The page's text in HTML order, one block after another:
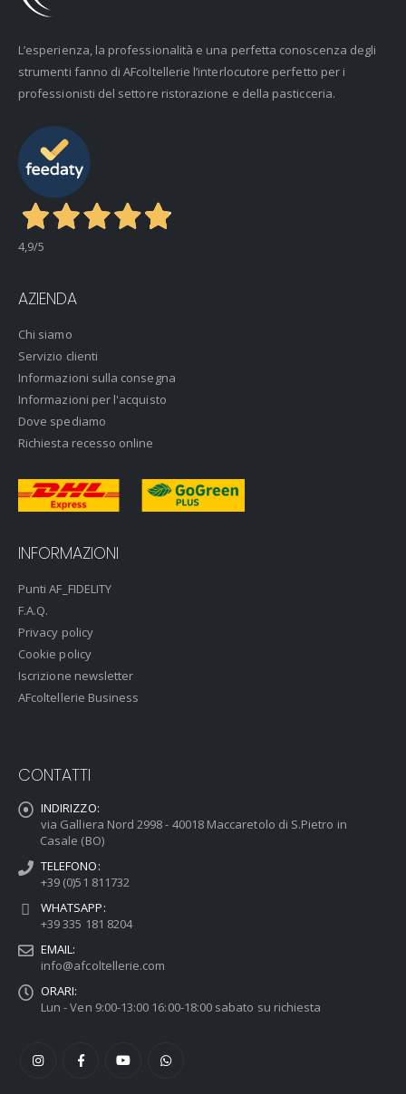
L’esperienza, la professionalità e una perfetta conoscenza degli
strumenti fanno di AFcoltellerie l’interlocutore perfetto per i
professionisti del settore ristorazione e della pasticceria.
4,9/5
AZIENDA
Chi siamo
Servizio clienti
Informazioni sulla consegna
Informazioni per l'acquisto
Dove spediamo
Richiesta recesso online
INFORMAZIONI
Punti AF_FIDELITY
F.A.Q.
Privacy policy
Cookie policy
Iscrizione newsletter
AFcoltellerie Business
CONTATTI
INDIRIZZO:
via Galliera Nord 2998 - 40018 Maccaretolo di S.Pietro in
Casale (BO)
TELEFONO:
+39 (0)51 811732
WHATSAPP:
+39 335 181 8204
EMAIL:
info@afcoltellerie.com
ORARI:
Lun - Ven 9:00-13:00 16:00-18:00 sabato su richiesta